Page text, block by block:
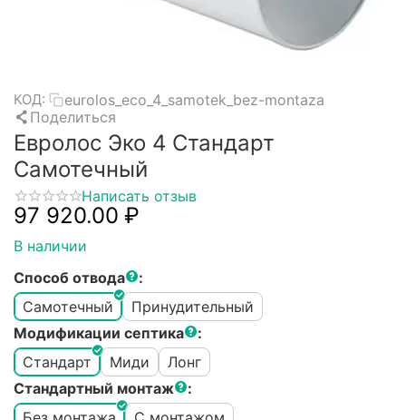
КОД:
eurolos_eco_4_samotek_bez-montaza
Поделиться
Евролос Эко 4 Стандарт
Самотечный
Написать отзыв
97 920.00 ₽
В наличии
Способ отвода
:
Самотечный
Принудительный
Модификации септика
:
Стандарт
Миди
Лонг
Стандартный монтаж
: